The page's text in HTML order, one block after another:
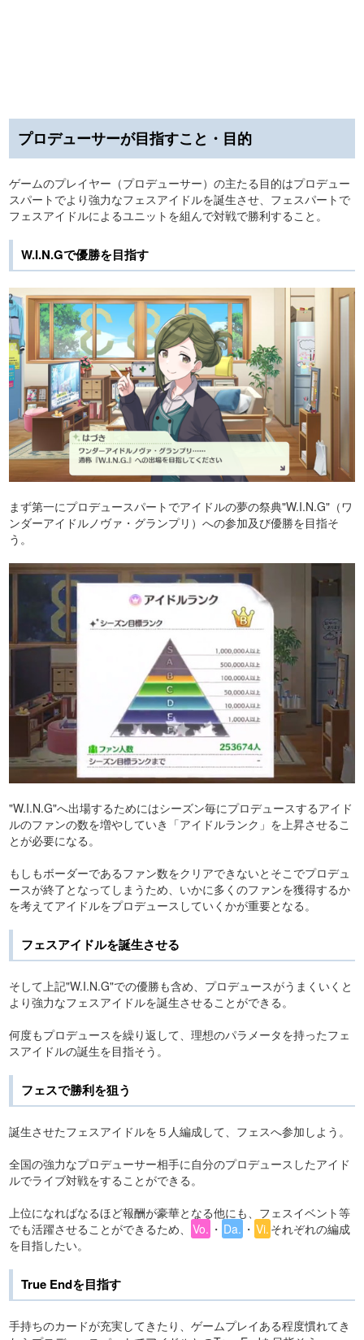
プロデューサーが目指すこと・目的
ゲームのプレイヤー（プロデューサー）の主たる目的はプロデュー
スパートでより強力なフェスアイドルを誕生させ、フェスパートで
フェスアイドルによるユニットを組んで対戦で勝利すること。
W.I.N.Gで優勝を目指す
まず第一にプロデュースパートでアイドルの夢の祭典"W.I.N.G"（ワ
ンダーアイドルノヴァ・グランプリ）への参加及び優勝を目指そ
う。
"W.I.N.G"へ出場するためにはシーズン毎にプロデュースするアイド
ルのファンの数を増やしていき「アイドルランク」を上昇させるこ
とが必要になる。
もしもボーダーであるファン数をクリアできないとそこでプロデュ
ースが終了となってしまうため、いかに多くのファンを獲得するか
を考えてアイドルをプロデュースしていくかが重要となる。
フェスアイドルを誕生させる
そして上記"W.I.N.G"での優勝も含め、プロデュースがうまくいくと
より強力なフェスアイドルを誕生させることができる。
何度もプロデュースを繰り返して、理想のパラメータを持ったフェ
スアイドルの誕生を目指そう。
フェスで勝利を狙う
誕生させたフェスアイドルを５人編成して、フェスへ参加しよう。
全国の強力なプロデューサー相手に自分のプロデュースしたアイド
ルでライブ対戦をすることができる。
上位になればなるほど報酬が豪華となる他にも、フェスイベント等
でも活躍させることができるため、 Vo. ・ Da. ・ Vi. それぞれの編成
を目指したい。
True Endを目指す
手持ちのカードが充実してきたり、ゲームプレイある程度慣れてき